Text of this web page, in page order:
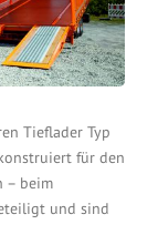
Tieflader Typ
für den
– beim
und sind